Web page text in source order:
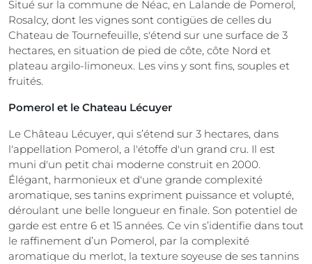
Situé sur la commune de Néac, en Lalande de Pomerol,
Rosalcy, dont les vignes sont contigües de celles du
Chateau de Tournefeuille, s'étend sur une surface de 3
hectares, en situation de pied de côte, côte Nord et
plateau argilo-limoneux. Les vins y sont fins, souples et
fruités.
Pomerol et le Chateau Lécuyer
Le Château Lécuyer, qui s’étend sur 3 hectares, dans
l'appellation Pomerol, a l'étoffe d'un grand cru. Il est
muni d'un petit chai moderne construit en 2000.
Élégant, harmonieux et d'une grande complexité
aromatique, ses tanins expriment puissance et volupté,
déroulant une belle longueur en finale. Son potentiel de
garde est entre 6 et 15 années. Ce vin s’identifie dans tout
le raffinement d’un Pomerol, par la complexité
aromatique du merlot, la texture soyeuse de ses tannins